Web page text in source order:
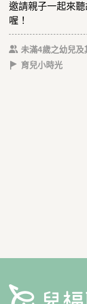
邀請親子一起來
喔！
未滿4歲之幼兒及
育兒小時光